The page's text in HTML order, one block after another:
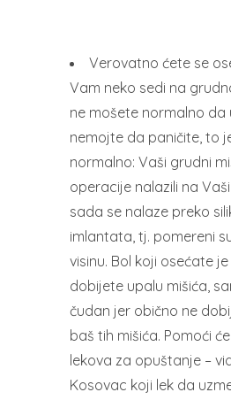
Verovatno ćete se
Vam neko sedi na
ne mošete normalno da
nemojte da paničite, to
normalno: Vaši grudni
operacije nalazili na
sada se nalaze preko
imlantata, tj. pomereni
visinu. Bol koji osećate
dobijete upalu mišića,
čudan jer obično ne
baš tih mišića. Pomoći
lekova za opuštanje –
Kosovac koji lek da